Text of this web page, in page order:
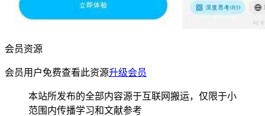
会员资源
会员用户免费查看此资源升级会员
本站所发布的全部内容源于互联网搬运，仅限于小
范围内传播学习和文献参考